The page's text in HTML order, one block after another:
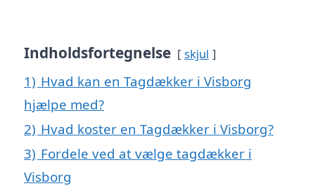
Indholdsfortegnelse skjul
1) Hvad kan en Tagdækker i Visborg
hjælpe med?
2) Hvad koster en Tagdækker i Visborg?
3) Fordele ved at vælge tagdækker i
Visborg